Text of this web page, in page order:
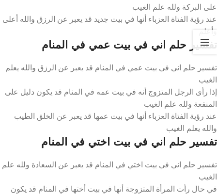
على البركة ولله علم الغيب
عند رؤية الفتاة العزباء أنها في بيت جديد قد يعبر عن الرزق والله أعلى
وأعلم
تفسير حلم اني في بيت عمي في المنام
تفسير حلم اني في بيت عمي في المنام قد يعبر عن الرزق والله يعلم
الغيب
إذا رأى الرجل المتزوج أنه في بيت عمه في المنام قد يكون دليل على
المنفعة ولله علم الغيب
عند رؤية الفتاة العزباء أنها في بيت عمها قد يعبر عن الخلق الطيب
والله يعلم الغيب
تفسير حلم اني في بيت اختي في المنام
تفسير حلم اني في بيت اختي في المنام قد يعبر عن السعادة ولله علم
الغيب
في حال رأت المرأة المتزوجة أنها في بيت أختها في المنام قد يكون